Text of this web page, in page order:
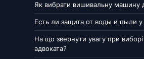
Як вибрати вишивальну машину
Есть ли защита от воды и пыли у
На що звернути увагу при виборі
адвоката?